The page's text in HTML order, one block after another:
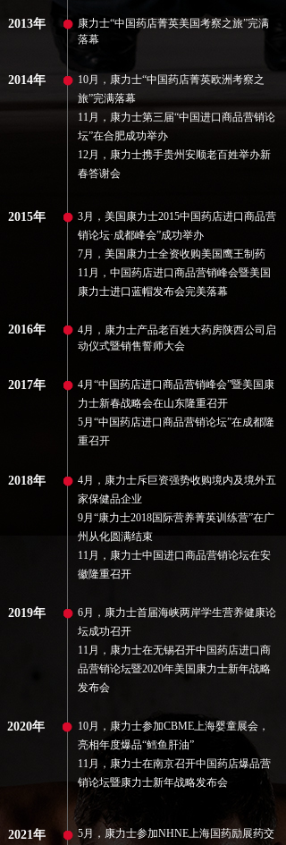
4月，康力士斥巨资强势收购境内及境外五
家保健品企业
9月“康力士2018国际营养菁英训练营”在广
州从化圆满结束
11月，康力士中国进口商品营销论坛在安
徽隆重召开
5月，康力士参加NHNE上海国药励展药交
4月，康力士产品老百姓大药房陕西公司启
动仪式暨销售誓师大会
4月“中国药店进口商品营销峰会”暨美国康
力士新春战略会在山东隆重召开
5月“中国药店进口商品营销论坛”在成都隆
重召开
康力士“中国药店菁英美国考察之旅”完满
落幕
10月，康力士“中国药店菁英欧洲考察之
旅”完满落幕
11月，康力士第三届“中国进口商品营销论
坛”在合肥成功举办
12月，康力士携手贵州安顺老百姓举办新
春答谢会
3月，美国康力士2015中国药店进口商品营
销论坛·成都峰会”成功举办
7月，美国康力士全资收购美国鹰王制药
11月，中国药店进口商品营销峰会暨美国
康力士进口蓝帽发布会完美落幕
10月，康力士参加CBME上海婴童展会，
亮相年度爆品“鳕鱼肝油”
11月，康力士在南京召开中国药店爆品营
销论坛暨康力士新年战略发布会
6月， 康力士首届海峡两岸学生营养健康论
坛成功召开
11月，康力士在无锡召开中国药店进口商
品营销论坛暨2020年美国康力士新年战略
发布会
2013年
2014年
2015年
2016年
2017年
2018年
2019年
2020年
2021年